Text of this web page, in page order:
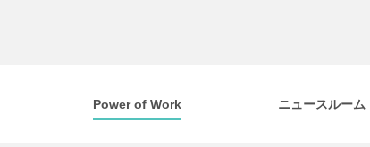
Power of Work ニュースルーム